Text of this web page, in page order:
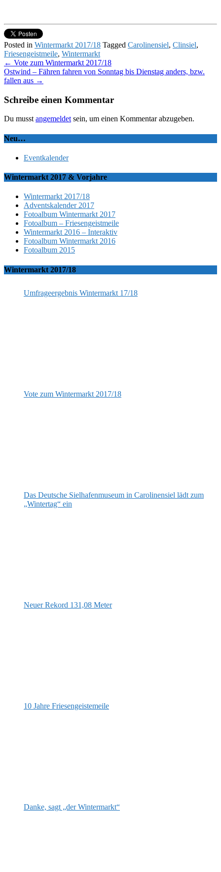
Posted in Wintermarkt 2017/18 Tagged Carolinensiel, Clinsiel,
Friesengeistmeile, Wintermarkt
Post
navigation
← Vote zum Wintermarkt 2017/18
Ostwind – Fähren fahren von Sonntag bis Dienstag anders, bzw.
fallen aus →
Schreibe einen Kommentar
Du musst angemeldet sein, um einen Kommentar abzugeben.
Neu…
Eventkalender
Wintermarkt 2017 & Vorjahre
Wintermarkt 2017/18
Adventskalender 2017
Fotoalbum Wintermarkt 2017
Fotoalbum – Friesengeistmeile
Wintermarkt 2016 – Interaktiv
Fotoalbum Wintermarkt 2016
Fotoalbum 2015
Wintermarkt 2017/18
Umfrageergebnis Wintermarkt 17/18
Vote zum Wintermarkt 2017/18
Das Deutsche Sielhafenmuseum in Carolinensiel lädt zum
„Wintertag“ ein
Neuer Rekord 131,08 Meter
10 Jahre Friesengeistemeile
Danke, sagt „der Wintermarkt“